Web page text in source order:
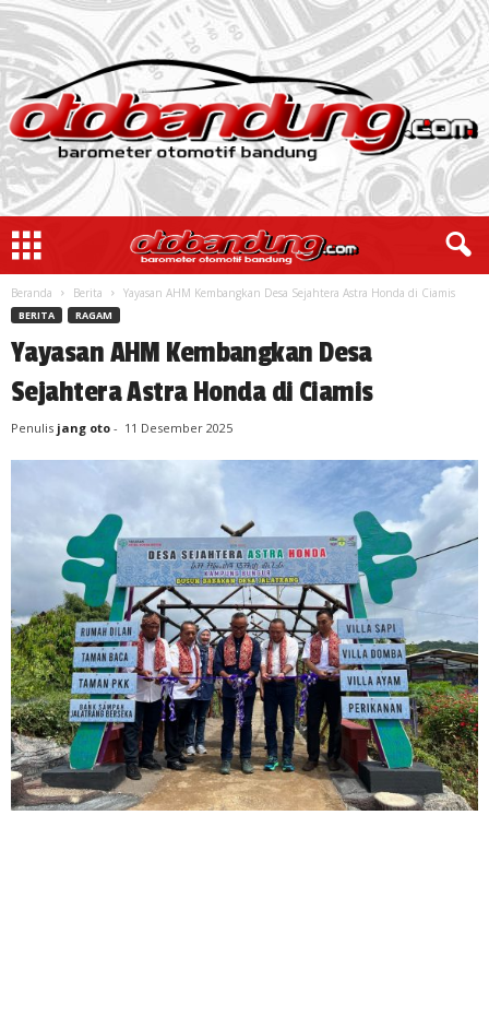
Beranda Berita Yayasan AHM Kembangkan Desa Sejahtera Astra Honda di Ciamis
BERITA RAGAM
Yayasan AHM Kembangkan Desa
Sejahtera Astra Honda di Ciamis
Penulis jang oto - 11 Desember 2025